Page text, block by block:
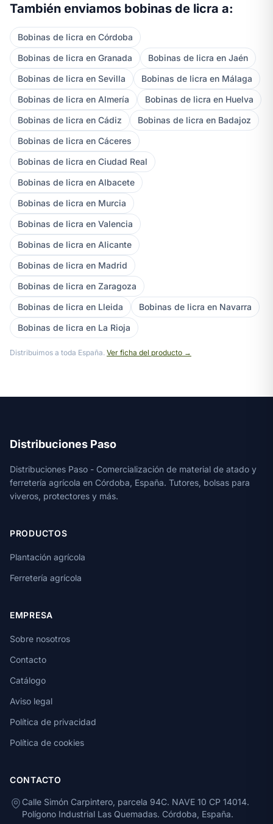
También enviamos bobinas de licra a:
Bobinas de licra en Córdoba
Bobinas de licra en Granada
Bobinas de licra en Jaén
Bobinas de licra en Sevilla
Bobinas de licra en Málaga
Bobinas de licra en Almería
Bobinas de licra en Huelva
Bobinas de licra en Cádiz
Bobinas de licra en Badajoz
Bobinas de licra en Cáceres
Bobinas de licra en Ciudad Real
Bobinas de licra en Albacete
Bobinas de licra en Murcia
Bobinas de licra en Valencia
Bobinas de licra en Alicante
Bobinas de licra en Madrid
Bobinas de licra en Zaragoza
Bobinas de licra en Lleida
Bobinas de licra en Navarra
Bobinas de licra en La Rioja
Distribuimos a toda España. Ver ficha del producto →
Distribuciones Paso
Distribuciones Paso - Comercialización de material de atado y
ferretería agrícola en Córdoba, España. Tutores, bolsas para
viveros, protectores y más.
PRODUCTOS
Plantación agrícola
Ferretería agrícola
EMPRESA
Sobre nosotros
Contacto
Catálogo
Aviso legal
Política de privacidad
Política de cookies
CONTACTO
Calle Simón Carpintero, parcela 94C. NAVE 10 CP 14014.
Polígono Industrial Las Quemadas. Córdoba, España.